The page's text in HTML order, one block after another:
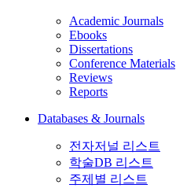
Academic Journals
Ebooks
Dissertations
Conference Materials
Reviews
Reports
Databases & Journals
전자저널 리스트
학술DB 리스트
주제별 리스트